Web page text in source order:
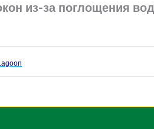
из-за поглощения